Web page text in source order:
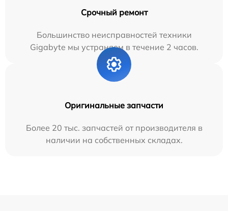
Срочный ремонт
Большинство неисправностей техники
Gigabyte мы устраняем в течение 2 часов.
Оригинальные запчасти
Более 20 тыс. запчастей от производителя в
наличии на собственных складах.